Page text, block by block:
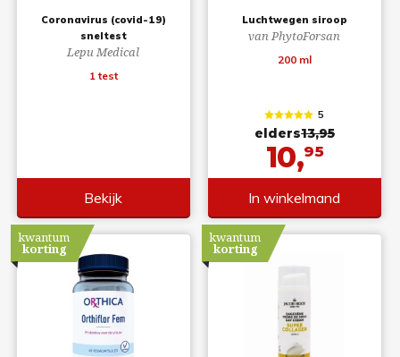
Coronavirus (covid-19)
sneltest
Lepu Medical
1 test
Bekijk
Luchtwegen siroop
van PhytoForsan
200 ml
5
elders13,95
10,95
In winkelmand
kwantum
korting
kwantum
korting